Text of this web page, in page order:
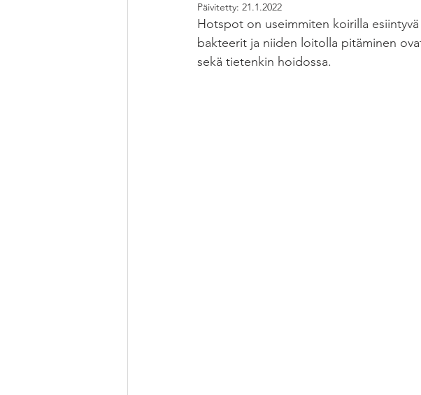
Päivitetty: 21.1.2022
Hotspot on useimmiten koirilla
bakteerit ja niiden loitolla pitäminen
sekä tietenkin hoidossa.